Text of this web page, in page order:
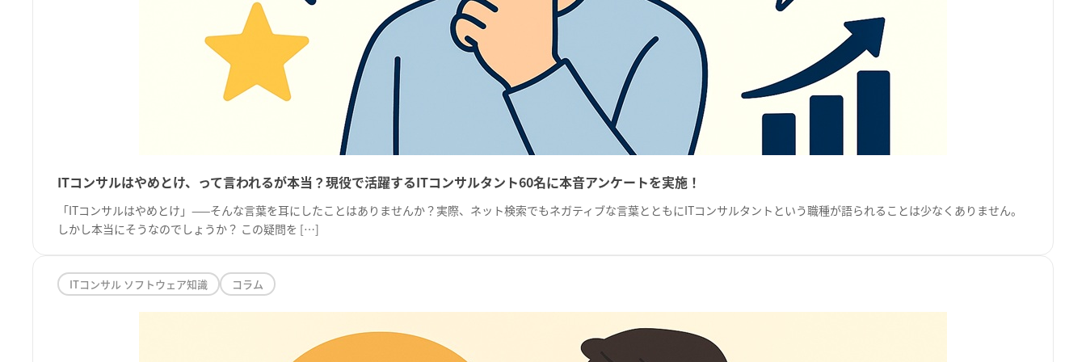
ITコンサルはやめとけ、って言われるが本当？現役で活躍するITコンサルタント60名に本音アンケートを実施！
「ITコンサルはやめとけ」——そんな言葉を耳にしたことはありませんか？実際、ネット検索でもネガティブな言葉とともにITコンサルタントという職種が語られることは少なくありません。
しかし本当にそうなのでしょうか？ この疑問を […]
ITコンサル ソフトウェア知識 コラム